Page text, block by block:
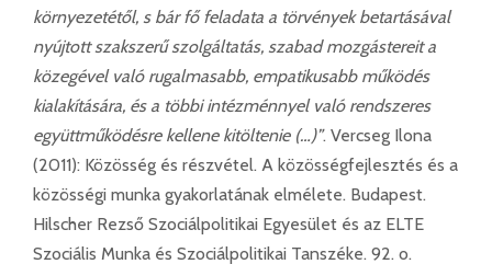
környezetétől, s bár fő feladata a törvények betartásával
nyújtott szakszerű szolgáltatás, szabad mozgástereit a
közegével való rugalmasabb, empatikusabb működés
kialakítására, és a többi intézménnyel való rendszeres
együttműködésre kellene kitöltenie (…)”. Vercseg Ilona
(2011): Közösség és részvétel. A közösségfejlesztés és a
közösségi munka gyakorlatának elmélete. Budapest.
Hilscher Rezső Szociálpolitikai Egyesület és az ELTE
Szociális Munka és Szociálpolitikai Tanszéke. 92. o.